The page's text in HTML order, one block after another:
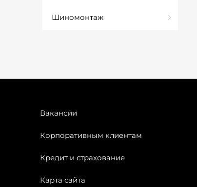
Шиномонтаж
Вакансии
Корпоративным клиентам
Кредит и страхование
Карта сайта